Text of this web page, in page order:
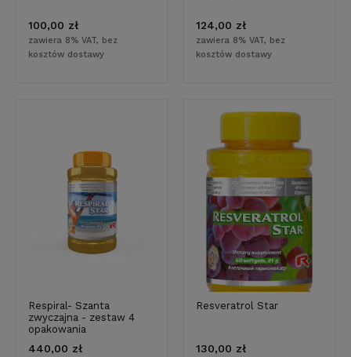
100,00 zł
zawiera 8% VAT, bez
kosztów dostawy
124,00 zł
zawiera 8% VAT, bez
kosztów dostawy
Respiral- Szanta
zwyczajna - zestaw 4
opakowania
440,00 zł
Resveratrol Star
130,00 zł